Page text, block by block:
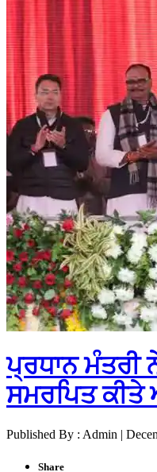
ਪ੍ਰਧਾਨ ਮੰਤਰੀ
ਸਮਰਪਿਤ
Published By : Admin |
Share